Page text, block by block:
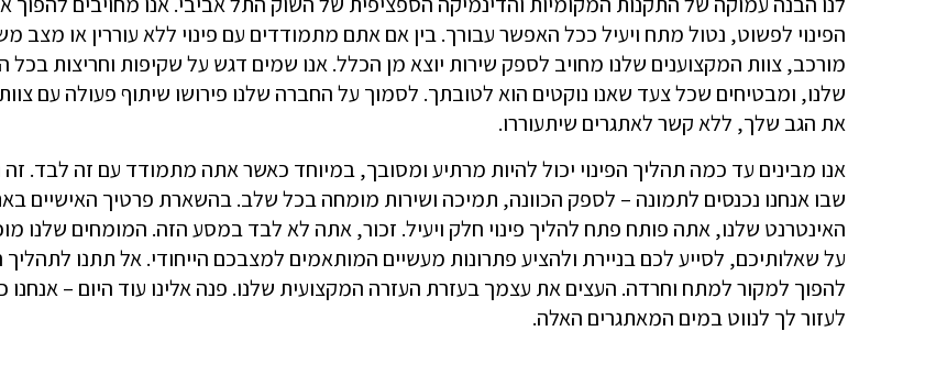
הפינוי לפשוט, נטול מתח ויעיל ככל האפשר עבורך. בין אם אתם מתמודדים עם פינוי ללא עוררין או מצב
מורכב, צוות המקצוענים שלנו מחויב לספק שירות יוצא מן הכלל. אנו שמים דגש על שקיפות וחריצות בכל
שלנו, ומבטיחים שכל צעד שאנו נוקטים הוא לטובתך. לסמוך על החברה שלנו פירושו שיתוף פעולה עם
את הגב שלך, ללא קשר לאתגרים שיתעוררו.
אנו מבינים עד כמה תהליך הפינוי יכול להיות מרתיע ומסובך, במיוחד כאשר אתה מתמודד עם זה לבד.
שבו אנחנו נכנסים לתמונה – לספק הכוונה, תמיכה ושירות מומחה בכל שלב. בהשארת פרטיך האישיים
האינטרנט שלנו, אתה פותח פתח להליך פינוי חלק ויעיל. זכור, אתה לא לבד במסע הזה. המומחים שלנו
על שאלותיכם, לסייע לכם בניירת ולהציע פתרונות מעשיים המותאמים למצבכם הייחודי. אל תתנו לתהליך
להפוך למקור למתח וחרדה. העצים את עצמך בעזרת העזרה המקצועית שלנו. פנה אלינו עוד היום – אנחנו
לעזור לך לנווט במים המאתגרים האלה.